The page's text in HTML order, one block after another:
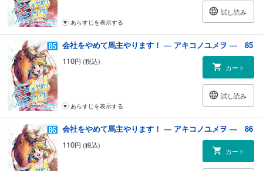
試し読み
あらすじを表示する
会社をやめて馬主やります！ ― アキコノユメヲ ― 85
110円 (税込)
カート
試し読み
あらすじを表示する
会社をやめて馬主やります！ ― アキコノユメヲ ― 86
110円 (税込)
カート